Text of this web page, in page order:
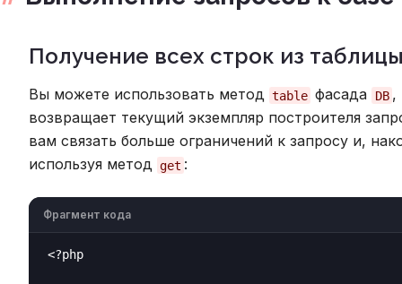
Получение всех строк из
Вы можете использовать метод table фасада DB ,
возвращает текущий экземпляр построителя
вам связать больше ограничений к запросу и,
используя метод get :
Фрагмент кода
<?php